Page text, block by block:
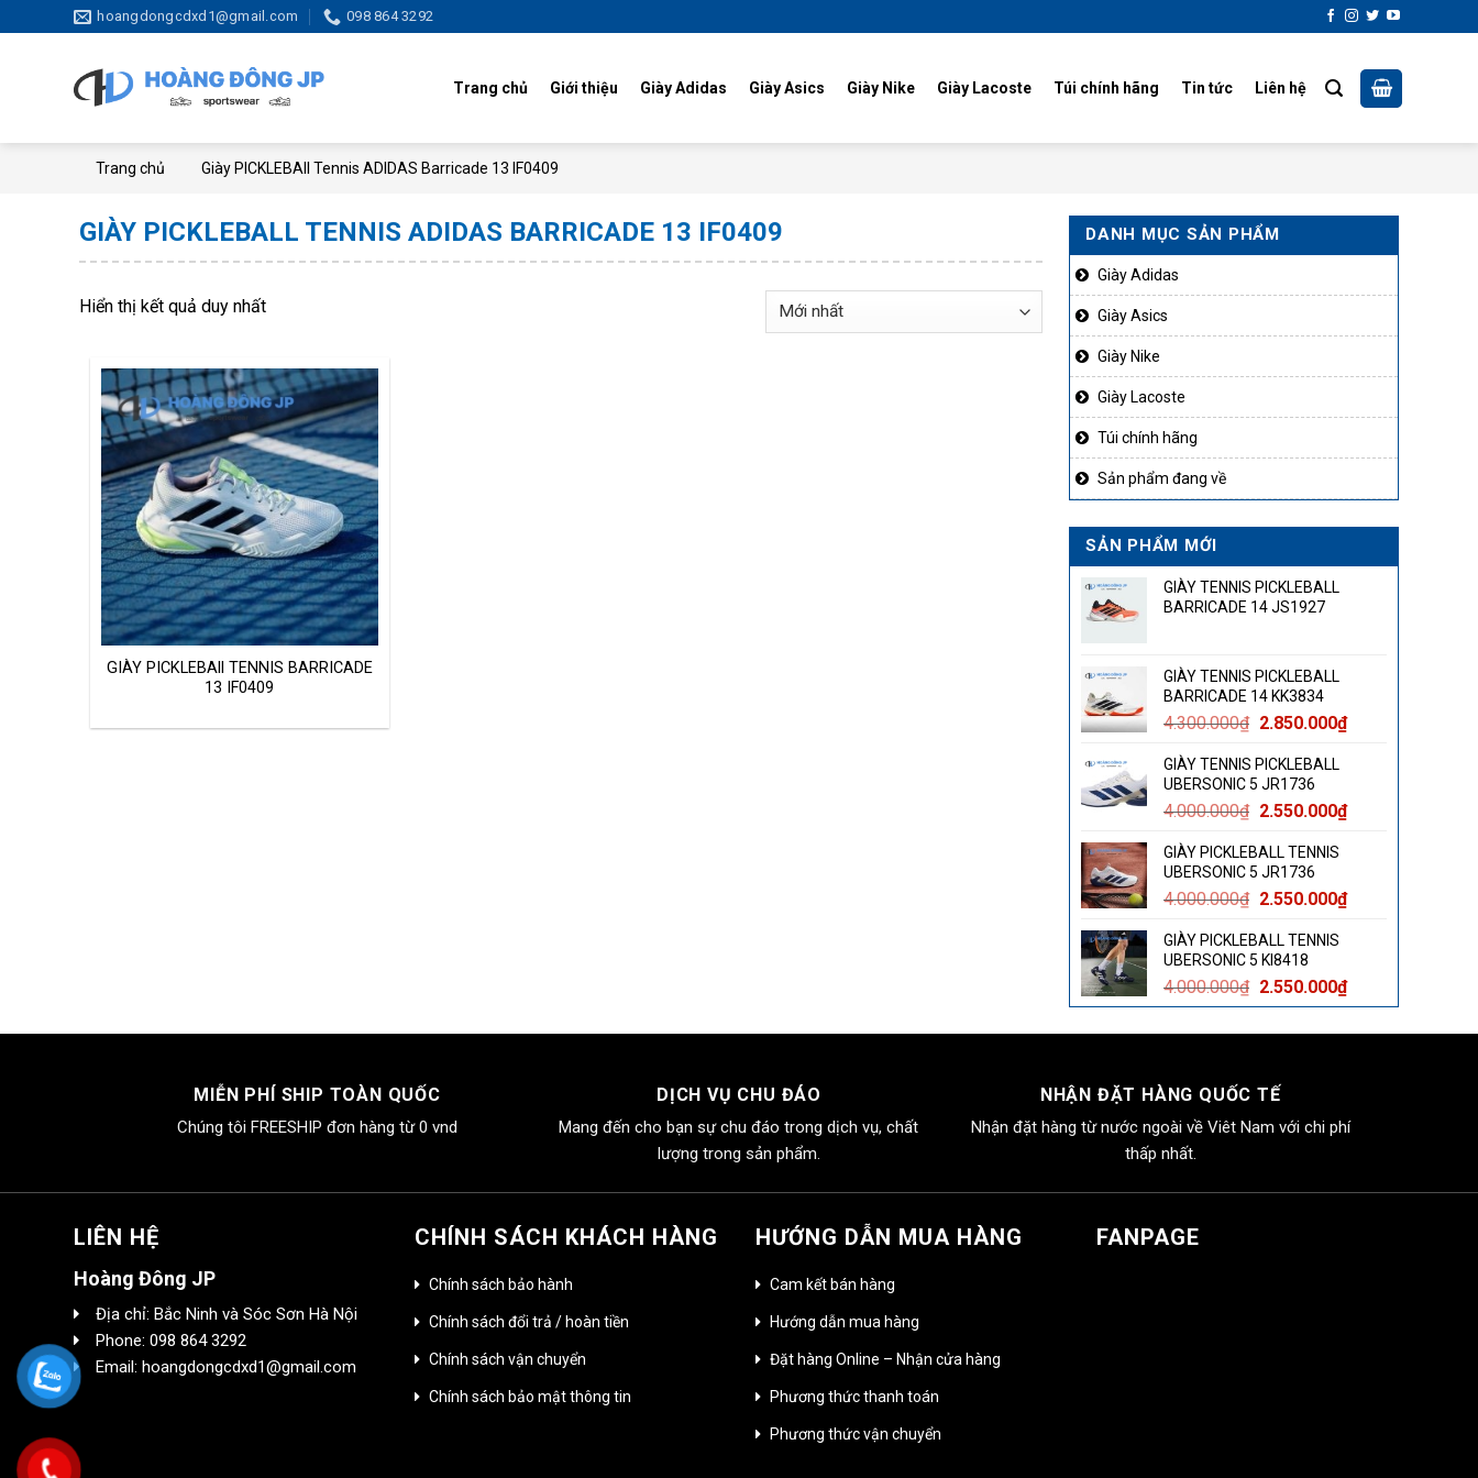
to
hoangdongcdxd1@gmail.com 098 864 3292
Trang chủ Giới thiệu Giày Adidas Giày Asics Giày Nike Giày Lacoste Túi chính hãng Tin tức Liên hệ
Trang chủ Giày PICKLEBAll Tennis ADIDAS Barricade 13 IF0409
GIÀY PICKLEBALL TENNIS ADIDAS BARRICADE 13 IF0409
Hiển thị kết quả duy nhất
GIÀY PICKLEBAll TENNIS BARRICADE
13 IF0409
DANH MỤC SẢN PHẨM
Giày Adidas
Giày Asics
Giày Nike
Giày Lacoste
Túi chính hãng
Sản phẩm đang về
SẢN PHẨM MỚI
GIÀY TENNIS PICKLEBALL
BARRICADE 14 JS1927
GIÀY TENNIS PICKLEBALL
BARRICADE 14 KK3834
4.300.000₫ Giá
là:
4.300.000₫.
2.850.000₫Giá
2.850.000₫.
GIÀY TENNIS PICKLEBALL
UBERSONIC 5 JR1736
4.000.000₫ Giá
là:
4.000.000₫.
2.550.000₫Giá
2.550.000₫.
GIÀY PICKLEBALL TENNIS
UBERSONIC 5 JR1736
4.000.000₫ Giá
là:
4.000.000₫.
2.550.000₫Giá
2.550.000₫.
GIÀY PICKLEBALL TENNIS
UBERSONIC 5 KI8418
4.000.000₫ Giá
gốc
là:
2.550.000₫Giá
hiện
tại
MIỄN PHÍ SHIP TOÀN QUỐC
Chúng tôi FREESHIP đơn hàng từ 0 vnd
DỊCH VỤ CHU ĐÁO
Mang đến cho bạn sự chu đáo trong dịch vụ, chất
lượng trong sản phẩm.
NHẬN ĐẶT HÀNG QUỐC TẾ
Nhận đặt hàng từ nước ngoài về Viêt Nam với chi phí
thấp nhất.
LIÊN HỆ
Hoàng Đông JP
Địa chỉ: Bắc Ninh và Sóc Sơn Hà Nội
Phone: 098 864 3292
Email: hoangdongcdxd1@gmail.com
CHÍNH SÁCH KHÁCH HÀNG
Chính sách bảo hành
Chính sách đổi trả / hoàn tiền
Chính sách vận chuyển
Chính sách bảo mật thông tin
HƯỚNG DẪN MUA HÀNG
Cam kết bán hàng
Hướng dẫn mua hàng
Đặt hàng Online – Nhận cửa hàng
Phương thức thanh toán
Phương thức vận chuyển
FANPAGE